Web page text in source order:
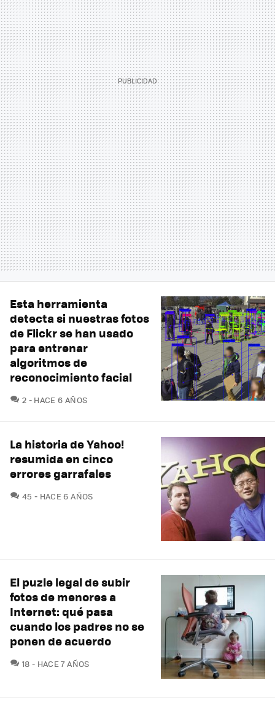
Esta herramienta
detecta si nuestras fotos
de Flickr se han usado
para entrenar
algoritmos de
reconocimiento facial
2 COMENTARIOS
HACE 6 AÑOS
La historia de Yahoo!
resumida en cinco
errores garrafales
45 COMENTARIOS
HACE 6 AÑOS
El puzle legal de subir
fotos de menores a
Internet: qué pasa
cuando los padres no se
ponen de acuerdo
18 COMENTARIOS
HACE 7 AÑOS